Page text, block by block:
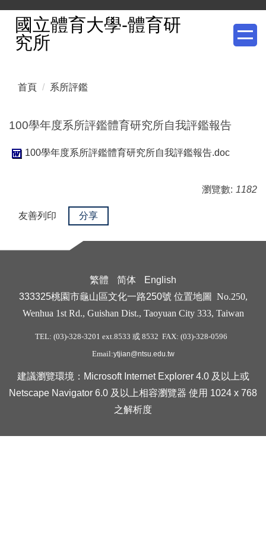
國立體育大學-體育研
究所
首頁 系所評鑑
100學年度系所評鑑體育研究所自我評鑑報告
100學年度系所評鑑體育研究所自我評鑑報告.doc
瀏覽數: 1182
友善列印 分享
繁體 简体
English
333325桃園市龜山區文化一路250號 位置地圖
No.250,
Wenhua 1st Rd., Guishan Dist., Taoyuan City 333, Taiwan
TEL: (03)-328-3201 ext.8533 或 8532 FAX: (03)-328-0596
Email:ytjian@ntsu.edu.tw
建議瀏覽環境：Microsoft Internet Explorer 4.0 及以上或
Netscape Navigator 6.0 及以上相容瀏覽器 使用 1024 x 768
之解析度